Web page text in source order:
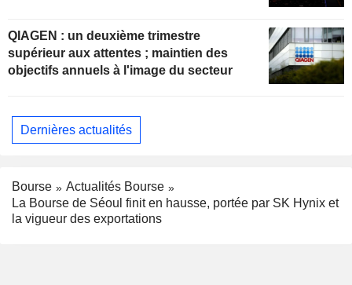
QIAGEN : un deuxième trimestre
supérieur aux attentes ; maintien des
objectifs annuels à l'image du secteur
Dernières actualités
Bourse
Actualités Bourse
La Bourse de Séoul finit en hausse, portée par SK Hynix et
la vigueur des exportations